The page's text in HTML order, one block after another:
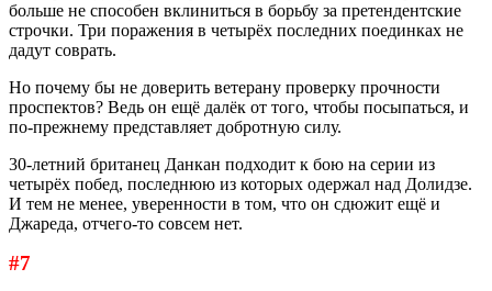
больше не способен вклиниться в борьбу за претендентские
строчки. Три поражения в четырёх последних поединках не
дадут соврать.
Но почему бы не доверить ветерану проверку прочности
проспектов? Ведь он ещё далёк от того, чтобы посыпаться, и
по-прежнему представляет добротную силу.
30-летний британец Данкан подходит к бою на серии из
четырёх побед, последнюю из которых одержал над Долидзе.
И тем не менее, уверенности в том, что он сдюжит ещё и
Джареда, отчего-то совсем нет.
#7